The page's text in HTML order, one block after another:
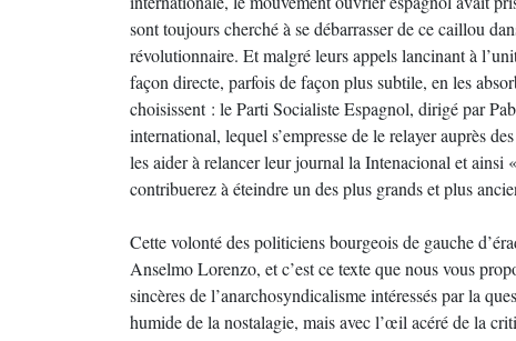
sont toujours cherché à se débarrasser de ce caillou
révolutionnaire. Et malgré leurs appels lancinant à
façon directe, parfois de façon plus subtile, en les
choisissent : le Parti Socialiste Espagnol, dirigé par
international, lequel s’empresse de le relayer auprès
les aider à relancer leur journal la Intenacional et ainsi
contribuerez à éteindre un des plus grands et plus
Cette volonté des politiciens bourgeois de gauche
Anselmo Lorenzo, et c’est ce texte que nous vous
sincères de l’anarchosyndicalisme intéressés par la
humide de la nostalagie, mais avec l’œil acéré de la